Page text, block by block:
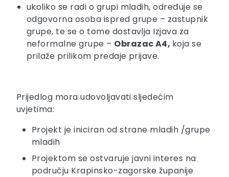
ukoliko se radi o grupi mladih, određuje se
odgovorna osoba ispred grupe – zastupnik
grupe, te se o tome dostavlja Izjava za
neformalne grupe – Obrazac A4, koja se
prilaže prilikom predaje prijave.
Prijedlog mora udovoljavati sljedećim
uvjetima:
Projekt je iniciran od strane mladih /grupe
mladih
Projektom se ostvaruje javni interes na
području Krapinsko-zagorske županije